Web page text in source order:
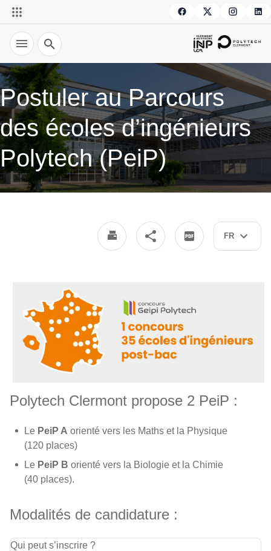
Recherche
Postuler au Parcours
des écoles d’ingénieurs
Polytech (PeiP)
FR
Polytech Clermont propose 2 PeiP :
Le PeiP A orienté vers les Maths et la Physique
(120 places)
Le PeiP B orienté vers la Biologie et la Chimie
(40 places).
Modalités de candidature :
Qui peut s’inscrire ?